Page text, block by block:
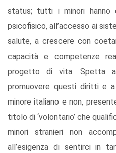
status; tutti i minori hanno
psicofisico, all’accesso ai
salute, a crescere con
capacità e competenze
progetto di vita. Spetta
promuovere questi diritti e
minore italiano e non,
titolo di ‘volontario’ che
minori stranieri non
all’esigenza di sentirci in